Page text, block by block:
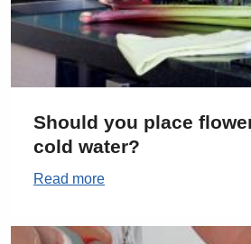
Should you place
cold water?
Read more